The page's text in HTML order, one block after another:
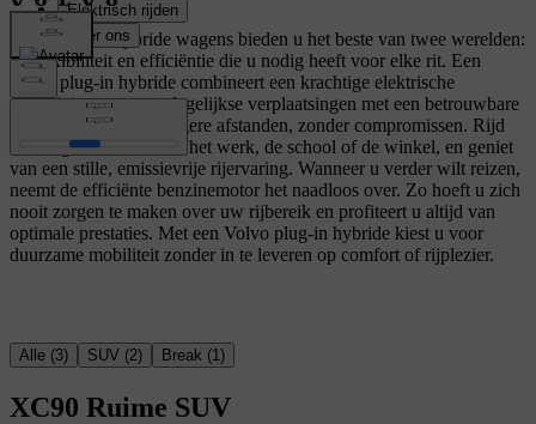
Onze plug-in hybride wagens bieden u het beste van twee werelden:
de flexibiliteit en efficiëntie die u nodig heeft voor elke rit. Een
Volvo plug-in hybride combineert een krachtige elektrische
aandrijving voor uw dagelijkse verplaatsingen met een betrouwbare
benzinemotor voor langere afstanden, zonder compromissen. Rijd
volledig elektrisch naar het werk, de school of de winkel, en geniet
van een stille, emissievrije rijervaring. Wanneer u verder wilt reizen,
neemt de efficiënte benzinemotor het naadloos over. Zo hoeft u zich
nooit zorgen te maken over uw rijbereik en profiteert u altijd van
optimale prestaties. Met een Volvo plug-in hybride kiest u voor
duurzame mobiliteit zonder in te leveren op comfort of rijplezier.
Alle (3) SUV (2) Break (1 )
XC90 Ruime SUV